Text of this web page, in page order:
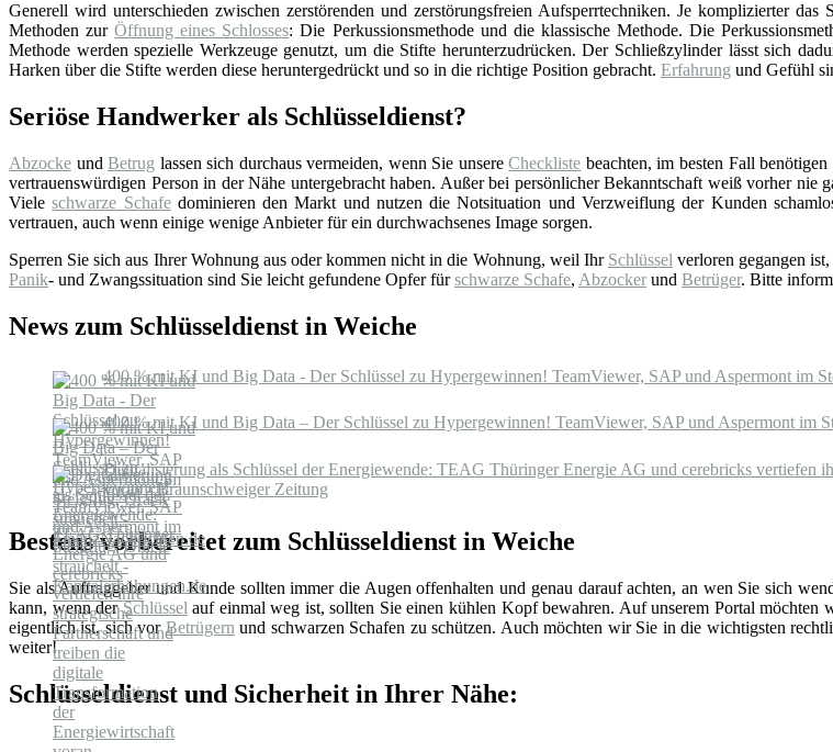
Generell wird unterschieden zwischen zerstörenden und zerstörungsfreien Aufsperrtechniken. Je komplizierter
Methoden zurÖffnung eines Schlosses: Die Perkussionsmethode und die klassische Methode. Die
Methode werden spezielle Werkzeuge genutzt, um die Stifte herunterzudrücken. Der Schließzylinder lässt sich
Harken über die Stifte werden diese heruntergedrückt und so in die richtige Position gebracht. Erfahrung und Gefühl
Seriöse Handwerker als Schlüsseldienst?
Abzocke undBetrug lassen sich durchaus vermeiden, wenn Sie unsereCheckliste beachten, im besten Fall
vertrauenswürdigen Person in der Nähe untergebracht haben. Außer bei persönlicher Bekanntschaft weiß vorher nie
Vieleschwarze Schafedominieren den Markt und nutzen die Notsituation und Verzweiflung der Kunden
vertrauen, auch wenn einige wenige Anbieter für ein durchwachsenes Image sorgen.
Sperren Sie sich aus Ihrer Wohnung aus oder kommen nicht in die Wohnung, weil Ihr Schlüssel verloren gegangen
Panik- und Zwangssituation sind Sie leicht gefundene Opfer fürschwarze Schafe, Abzocker und Betrüger. Bitte
News zum Schlüsseldienst in Weiche
400 % mit KI und Big Data - Der Schlüssel zu Hypergewinnen! TeamViewer, SAP und Aspermont im
400 % mit KI und Big Data – Der Schlüssel zu Hypergewinnen! TeamViewer, SAP und Aspermont im
Digitalisierung als Schlüssel der Energiewende: TEAG Thüringer Energie AG und cerebricks vertiefen
voran - Braunschweiger Zeitung
Bestens vorbereitet zum Schlüsseldienst in Weiche
Sie als Auftraggeber und Kunde sollten immer die Augen offenhalten und genau darauf achten, an wen Sie sich
kann, wenn derSchlüssel auf einmal weg ist, sollten Sie einen kühlen Kopf bewahren. Auf unserem Portal
eigentlich ist, sich vorBetrügern und schwarzen Schafen zu schützen. Auch möchten wir Sie in die wichtigsten
weiter!
Schlüsseldienst und Sicherheit in Ihrer Nähe: